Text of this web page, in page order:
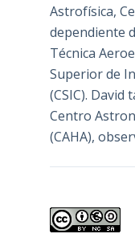
Astrofísica,
dependiente
Técnica
Superior de
(CSIC).
Centro
(CAHA),